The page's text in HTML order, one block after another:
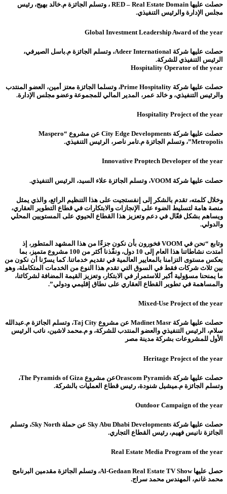
حصلت عليها RED – Real Estate Domain ، وتسلم الجائزة م.خالد بهيج، رئيس
مجلس الإدارة والرئيس التنفيذي.
Global Investment Leadership Award of the year
حصلت عليها شركة Adeer International، وتسلم الجائزة م.باسل الصيرفي،
الرئيس التنفيذي للشركة.
Hospitality Operator of the year
حصلت عليها شركة Prime Hospitality، وتسلما الجائزة معتز أمين، العضو المنتدب
والرئيس التنفيذي، و خالد عمر، المدير المالي للمجموعة وعضو مجلس الإدارة.
Hospitality Project of the year
حصلت عليها شركة City Edge Developments عن مشروع “Maspero
Metropolis”، وتسلم الجائزة م.تامر ناصر، الرئيس التنفيذي.
Innovative Proptech Developer of the year
حصلت عليها شركة VOOM، وتسلم الجائزة علاء السيد، الرئيس التنفيذي.
وخلال كلمته، تقدم بالشكر إلى إنفستجيت على هذا التنظيم الرائع، والذي يمثل
منصة هامة لتسليط الضوء على الإنجازات والابتكارات في قطاع التطوير العقاري،
ويساهم بشكل فعّال في دعم وتعزيز هذا القطاع الحيوي على المستويين المحلي
والدولي.
وتابع “نحن في VOOM فخورون بأن نكون جزءًا من هذا المشهد المتطور، إذ
امتدت نشاطاتنا هذا العام إلى 10 دول، ونفّذنا أكثر من 100 مشروع متميز، بما
يعكس مستوى التزامنا بالمعايير العالمية في تقديم خدماتنا. كما يسرّنا أن نكون من
بين ثلاث شركات فقط في السوق التي تقدم هذا النوع من الخدمات المتكاملة، وهو
ما يمنحنا مسؤولية أكبر للاستمرار في الابتكار، وتعزيز القيمة المضافة لشركائنا،
والمساهمة في تطوير القطاع العقاري على نطاق إقليمي ودولي”.
Mixed-Use Project of the year
حصلت عليها شركة Madinet Masr عن مشروع Taj City، وتسلم الجائزة م.عبدالله
سلام، الرئيس التنفيذي والعضو المنتدب للشركة، و م.محمد لاشين، نائب الرئيس
الأول للمشروعات بشركة مدينة مصر
Heritage Project of the year
حصلت عليها شركة Orascom Pyramidsعن مشروع The Pyramids of Giza،
وتسلم الجائزة م.ميشيل شنودة، رئيس قطاع العمليات بالشركة.
Outdoor Campaign of the year
حصلت عليها شركة Sky Abu Dhabi Developments عن حملة Sky North، وتسلم
الجائزة نانيس فهيم، رئيس القطاع التجاري.
Real Estate Media Program of the year
حصل عليها Al-Gedaan Real Estate TV Show، وتسلم الجائزة مقدمين البرنامج
محمد غانم، المهندس محمد سراج.